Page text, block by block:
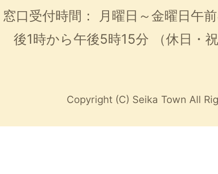
窓口受付時間：
月曜日～金曜日午
後1時から午後5時15分
（休日・
Copyright (C) Seika Town All